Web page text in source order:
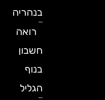
בנהריה
רואה
חשבון
הגליל